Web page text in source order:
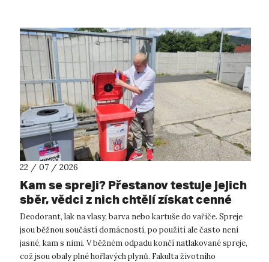
22 / 07 / 2026
Kam se spreji? Přestanov testuje jejich
sběr, vědci z nich chtějí získat cenné
kovy
Deodorant, lak na vlasy, barva nebo kartuše do vařiče. Spreje
jsou běžnou součástí domácností, po použití ale často není
jasné, kam s nimi. V běžném odpadu končí natlakované spreje,
což jsou obaly plné hořlavých plynů. Fakulta životního